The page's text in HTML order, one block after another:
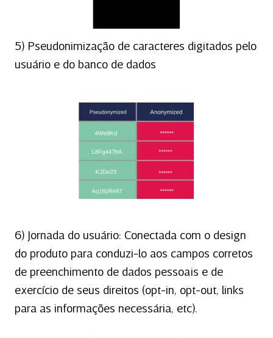
5) Pseudonimização de caracteres digitados pelo
usuário e do banco de dados
6) Jornada do usuário: Conectada com o design
do produto para conduzi-lo aos campos corretos
de preenchimento de dados pessoais e de
exercício de seus direitos (opt-in, opt-out, links
para as informações necessária, etc).